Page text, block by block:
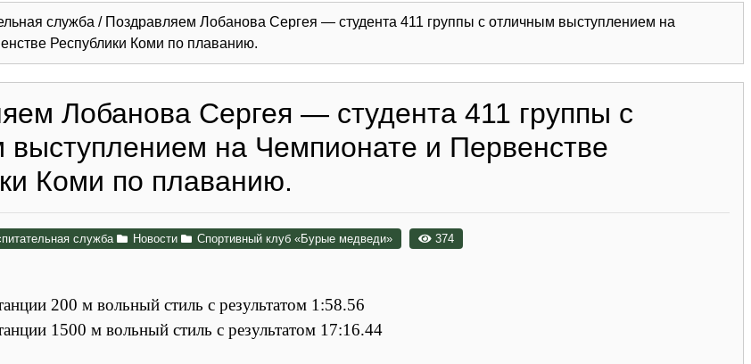
служба / Поздравляем Лобанова Сергея — студента 411 группы с отличным выступлением на
Республики Коми по плаванию.
Лобанова Сергея — студента 411 группы с
выступлением на Чемпионате и Первенстве
Коми по плаванию.
служба Новости Спортивный клуб «Бурые медведи» 374
200 м вольный стиль с результатом 1:58.56
1500 м вольный стиль с результатом 17:16.44